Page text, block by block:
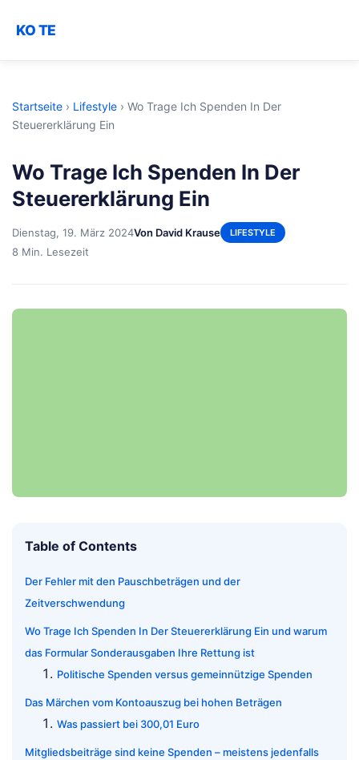
KO TE
Startseite › Lifestyle › Wo Trage Ich Spenden In Der
Steuererklärung Ein
Wo Trage Ich Spenden In Der
Steuererklärung Ein
Dienstag, 19. März 2024Von David Krause LIFESTYLE
8 Min. Lesezeit
Table of Contents
Der Fehler mit den Pauschbeträgen und der
Zeitverschwendung
Wo Trage Ich Spenden In Der Steuererklärung Ein und warum
das Formular Sonderausgaben Ihre Rettung ist
Politische Spenden versus gemeinnützige Spenden
Das Märchen vom Kontoauszug bei hohen Beträgen
Was passiert bei 300,01 Euro
Mitgliedsbeiträge sind keine Spenden – meistens jedenfalls